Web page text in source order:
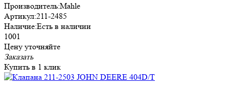
Производитель:Mahle
Артикул:211-2485
Наличие:Есть в наличии
1001
Цену уточняйте
Заказать
Купить в 1 клик